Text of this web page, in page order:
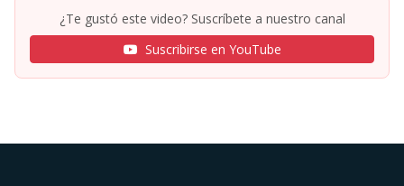
¿Te gustó este video? Suscríbete a nuestro canal
Suscribirse en YouTube